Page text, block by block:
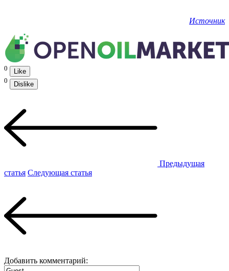
Источник
0
Like
0
Dislike
Предыдущая
статья Следующая статья
Добавить комментарий: